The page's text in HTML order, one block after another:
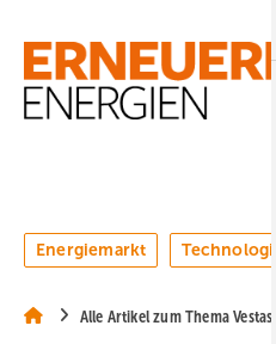
Hauptinhalt
Hauptmenü
SiteSearch
Energiemarkt Technologie
Alle Artikel zum Thema Vestas